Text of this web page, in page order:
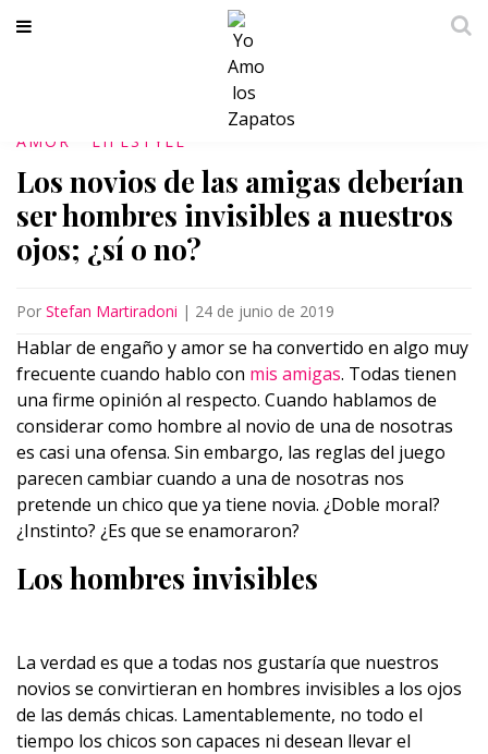
AMOR LIFESTYLE
Los novios de las amigas deberían
ser hombres invisibles a nuestros
ojos; ¿sí o no?
Por Stefan Martiradoni | 24 de junio de 2019
Hablar de engaño y amor se ha convertido en algo muy
frecuente cuando hablo con mis amigas. Todas tienen
una firme opinión al respecto. Cuando hablamos de
considerar como hombre al novio de una de nosotras
es casi una ofensa. Sin embargo, las reglas del juego
parecen cambiar cuando a una de nosotras nos
pretende un chico que ya tiene novia. ¿Doble moral?
¿Instinto? ¿Es que se enamoraron?
Los hombres invisibles
La verdad es que a todas nos gustaría que nuestros
novios se convirtieran en hombres invisibles a los ojos
de las demás chicas. Lamentablemente, no todo el
tiempo los chicos son capaces ni desean llevar el